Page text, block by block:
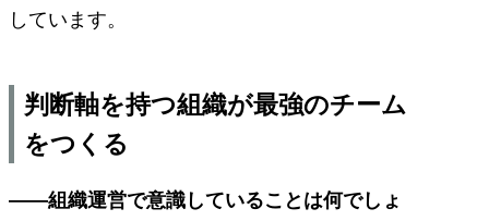
しています。
判断軸を持つ組織が最強のチーム
をつくる
――組織運営で意識していることは何でしょ